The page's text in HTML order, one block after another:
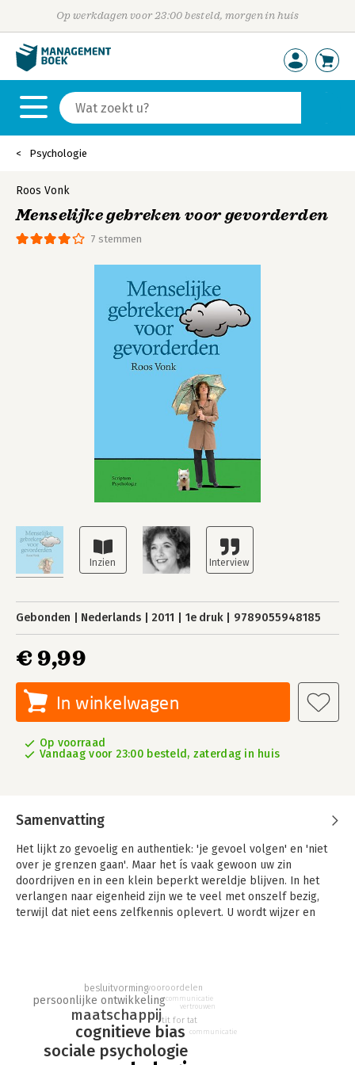
Op werkdagen voor 23:00 besteld, morgen in huis
Psychologie
7 stemmen
Roos Vonk
Menselijke gebreken voor gevorderden
Gebonden Nederlands 2011 1e druk 9789055948185
€ 9,99
In winkelwagen
Op voorraad
Vandaag voor 23:00 besteld, zaterdag in huis
Samenvatting
Het lijkt zo gevoelig en authentiek: 'je gevoel volgen' en 'niet
over je grenzen gaan'. Maar het ís vaak gewoon uw zin
doordrijven en in een klein beperkt wereldje blijven. In het
verlangen naar eigenheid zijn we te veel met onszelf bezig,
terwijl dat niet eens zelfkennis oplevert. U wordt wijzer en
over onszelf een voor een onderuit. Hoe we in groepen
beslissingen nemen waar niemand het in z'n hart mee eens is,
ook al menen we nog zo onafhankelijk te zijn. Hoe de passie
verdwijnt in een goede relatie, en waarom het helpt als u een
foute man hebt, of bent. Waarom macht de creativiteit
sociale psychologie
cognitieve bias
maatschappij
persoonlijke ontwikkeling
besluitvorming
tit for tat
vooroordelen
communicatie
vertrouwen
communicatie